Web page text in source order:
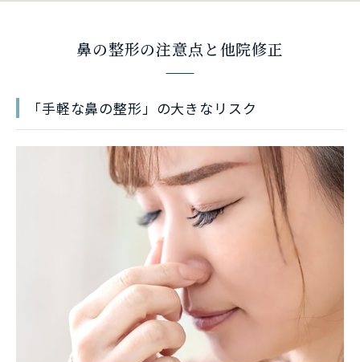
鼻の整形の注意点と他院修正
「手軽な鼻の整形」の大きなリスク